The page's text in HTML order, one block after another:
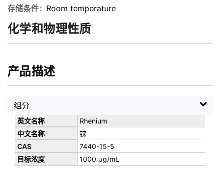
存储条件 Room temperature
化学和物理性质
产品描述
组分
Rhenium
铼
7440-15-5
1000 µg/mL